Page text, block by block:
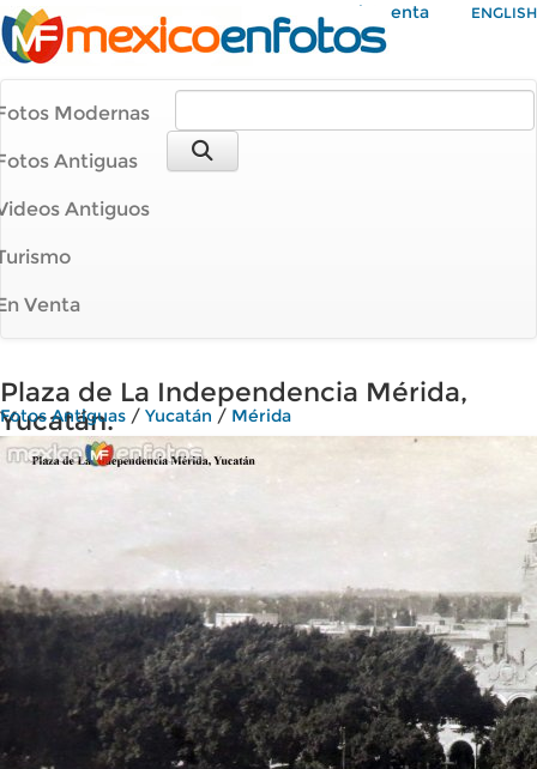
Mi Cuenta ENGLISH
Modernas
Antiguas
Antiguos
Venta
Plaza de La Independencia Mérida,
Yucatán.
Fotos Antiguas / Yucatán / Mérida